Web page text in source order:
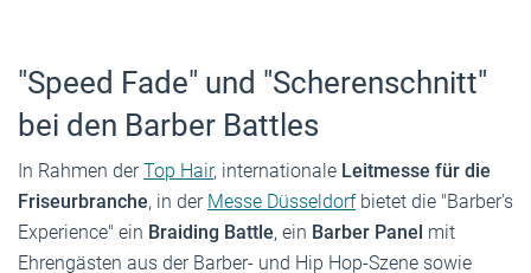
"Speed Fade" und "Scherenschnitt"
bei den Barber Battles
In Rahmen derTop Hair, internationale Leitmesse für die
Friseurbranche, in der Messe Düsseldorfbietet die "Barber's
Experience" ein Braiding Battle, ein Barber Panel mit
Ehrengästen aus der Barber- und Hip Hop-Szene sowie